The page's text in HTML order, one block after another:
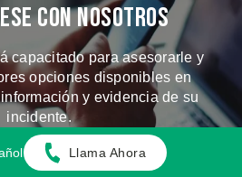
Con Nosotros
capacitado para asesorarle y
opciones disponibles en
y evidencia de su
incidente.
Llama Ahora